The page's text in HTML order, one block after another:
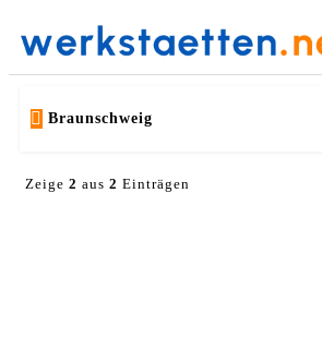
Braunschweig
Zeige 2 aus 2 Einträgen